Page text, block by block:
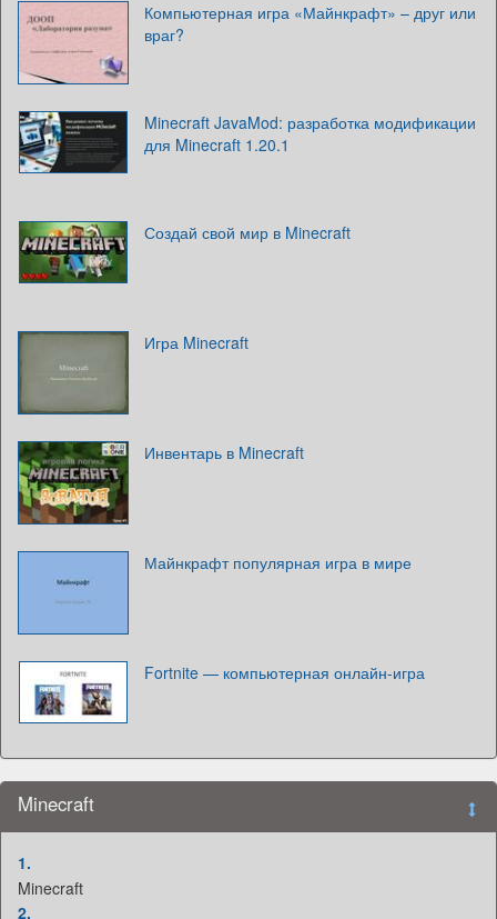
Компьютерная игра «Майнкрафт» – друг или
враг?
Minecraft JavaMod: разработка модификации
для Minecraft 1.20.1
Создай свой мир в Minecraft
Игра Minecraft
Инвентарь в Minecraft
Майнкрафт популярная игра в мире
Fortnite — компьютерная онлайн-игра
Minecraft
1.
Minecraft
2.